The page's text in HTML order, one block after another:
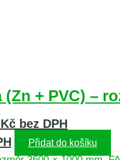
+ PVC) –
Kč bez DPH
Přidat do košíku